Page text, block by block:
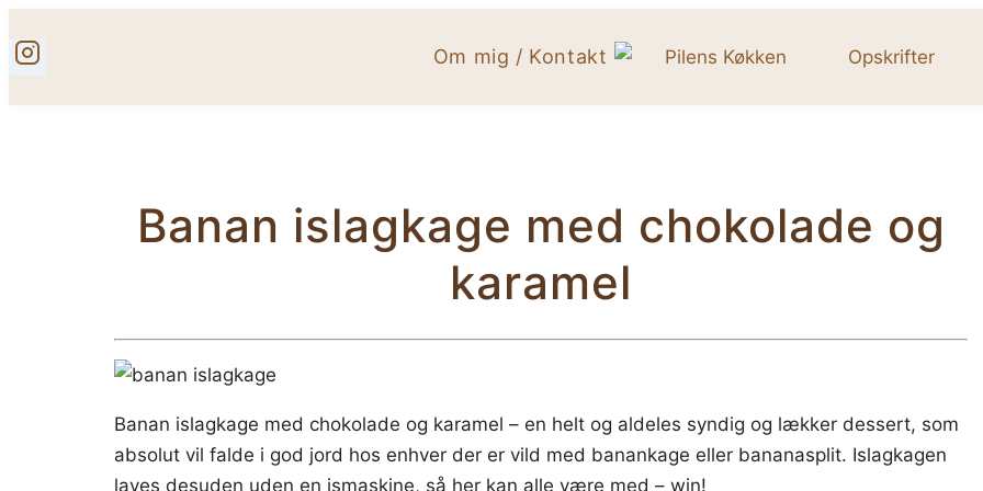
til
Om mig / Kontakt Opskrifter
Banan islagkage med chokolade og
karamel
Banan islagkage med chokolade og karamel – en helt og aldeles syndig og lækker dessert, som
absolut vil falde i god jord hos enhver der er vild med banankage eller bananasplit. Islagkagen
laves desuden uden en ismaskine, så her kan alle være med – win!